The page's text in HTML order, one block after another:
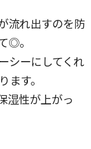
流れ出すのを防
◎。
シーにしてくれ
す。
湿性が上がっ